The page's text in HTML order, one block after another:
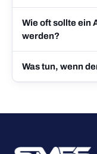
Wie oft sollte ein
werden?
Was tun, wenn